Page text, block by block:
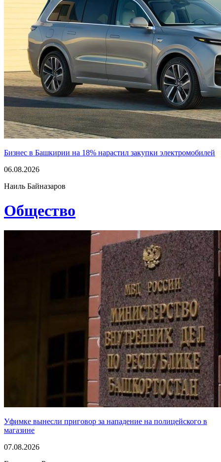
Бизнес в Башкирии на 18% нарастил закупки электромобилей
06.08.2026
Наиль Байназаров
Общество
Уфимке вынесли приговор за нападение на полицейского в
магазине
07.08.2026